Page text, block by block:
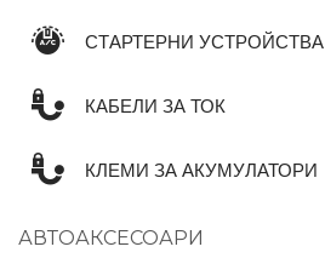
СТАРТЕРНИ УСТРОЙСТВА
КАБЕЛИ ЗА ТОК
КЛЕМИ ЗА АКУМУЛАТОРИ
АВТОАКСЕСОАРИ